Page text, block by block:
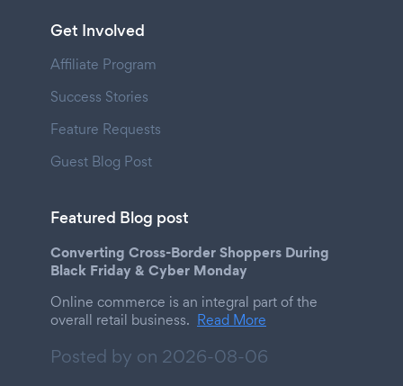
Get Involved
Affiliate Program
Success Stories
Feature Requests
Guest Blog Post
Featured Blog post
Converting Cross-Border Shoppers During
Black Friday & Cyber Monday
Online commerce is an integral part of the
overall retail business. Read More
Posted by on 2026-08-06